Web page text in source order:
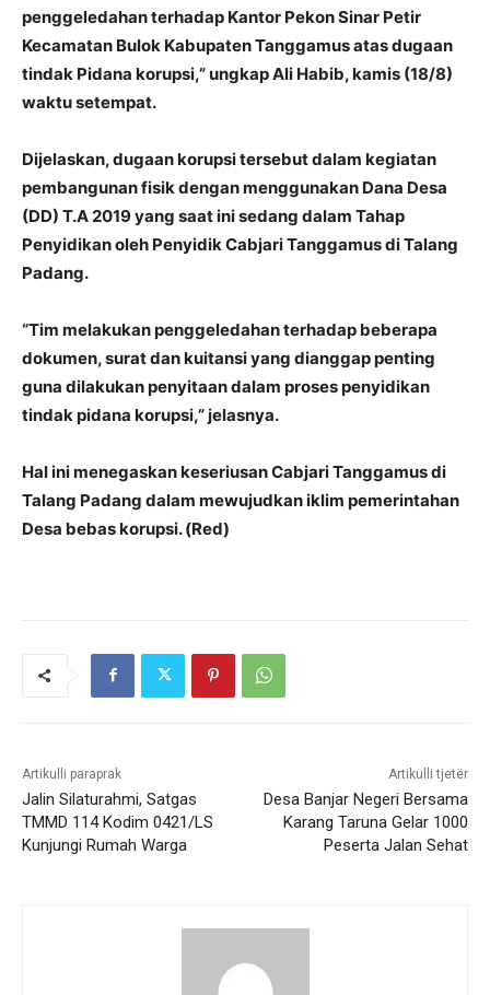
penggeledahan terhadap Kantor Pekon Sinar Petir
Kecamatan Bulok Kabupaten Tanggamus atas dugaan
tindak Pidana korupsi,” ungkap Ali Habib, kamis (18/8)
waktu setempat.
Dijelaskan, dugaan korupsi tersebut dalam kegiatan
pembangunan fisik dengan menggunakan Dana Desa
(DD) T.A 2019 yang saat ini sedang dalam Tahap
Penyidikan oleh Penyidik Cabjari Tanggamus di Talang
Padang.
“Tim melakukan penggeledahan terhadap beberapa
dokumen, surat dan kuitansi yang dianggap penting
guna dilakukan penyitaan dalam proses penyidikan
tindak pidana korupsi,” jelasnya.
Hal ini menegaskan keseriusan Cabjari Tanggamus di
Talang Padang dalam mewujudkan iklim pemerintahan
Desa bebas korupsi. (Red)
Artikulli paraprak
Jalin Silaturahmi, Satgas
TMMD 114 Kodim 0421/LS
Kunjungi Rumah Warga
Artikulli tjetër
Desa Banjar Negeri Bersama
Karang Taruna Gelar 1000
Peserta Jalan Sehat